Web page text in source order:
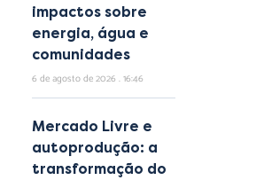
impactos sobre
energia, água e
comunidades
6 de agosto de 2026 16:46
Mercado Livre e
autoprodução: a
transformação do